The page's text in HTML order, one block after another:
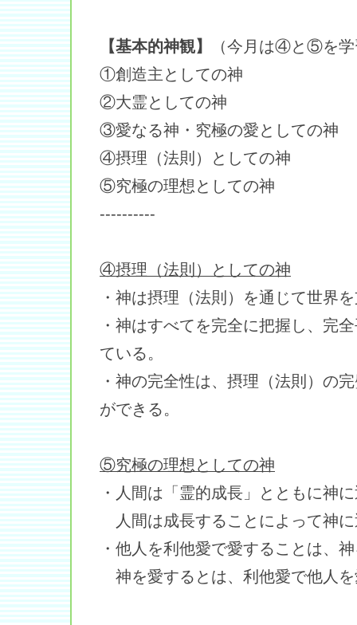
【基本的神観】
（今月は④と⑤を
①創造主としての神
②大霊としての神
③愛なる神・究極の愛としての神
④摂理（法則）としての神
⑤究極の理想としての神
----------
④摂理（法則）としての神
・神は摂理（法則）を通じて世界
・神はすべてを完全に把握し、完
ている。
・神の完全性は、摂理（法則）の
ができる。
⑤究極の理想としての神
・人間は「霊的成長」とともに神
人間は成長することによって神
・他人を利他愛で愛することは、
神を愛するとは、利他愛で他人